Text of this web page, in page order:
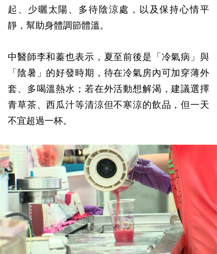
起、少曬太陽、多待陰涼處，以及保持心情平
靜，幫助身體調節體溫。
中醫師李和蓁也表示，夏至前後是「冷氣病」與
「陰暑」的好發時期，待在冷氣房內可加穿薄外
套、多喝溫熱水；若在外活動想解渴，建議選擇
青草茶、西瓜汁等清涼但不寒涼的飲品，但一天
不宜超過一杯。